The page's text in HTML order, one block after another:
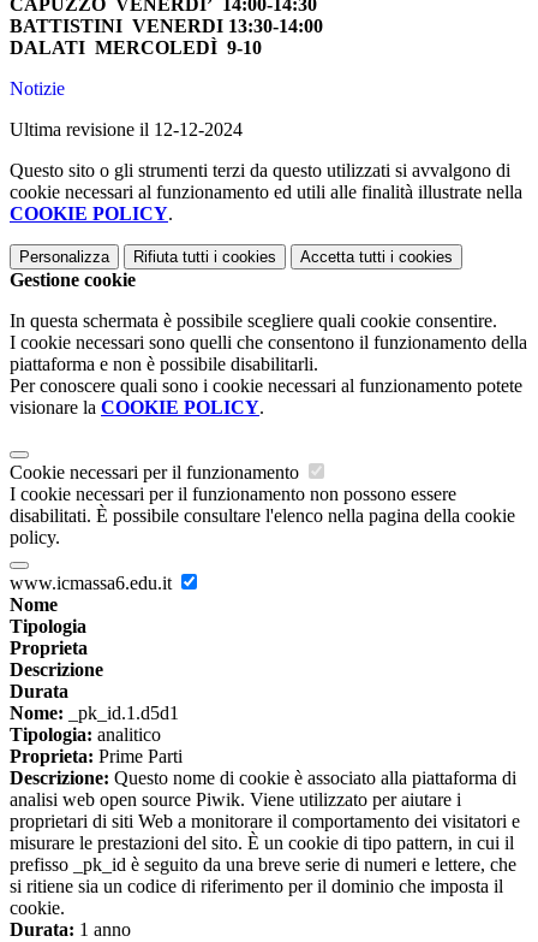
CAPUZZO VENERDI’ 14:00-14:30
BATTISTINI VENERDI 13:30-14:00
DALATI MERCOLEDÌ 9-10
Notizie
Ultima revisione il 12-12-2024
Questo sito o gli strumenti terzi da questo utilizzati si avvalgono di
cookie necessari al funzionamento ed utili alle finalità illustrate nella
COOKIE POLICY.
Personalizza Rifiuta tutti i cookies Accetta tutti i cookies
Gestione cookie
In questa schermata è possibile scegliere quali cookie consentire.
I cookie necessari sono quelli che consentono il funzionamento della
piattaforma e non è possibile disabilitarli.
Per conoscere quali sono i cookie necessari al funzionamento potete
visionare la COOKIE POLICY.
Cookie necessari per il funzionamento
I cookie necessari per il funzionamento non possono essere
disabilitati. È possibile consultare l'elenco nella pagina della cookie
policy.
www.icmassa6.edu.it
Nome
Tipologia
Proprieta
Descrizione
Durata
Nome: _pk_id.1.d5d1
Tipologia: analitico
Proprieta: Prime Parti
Descrizione: Questo nome di cookie è associato alla piattaforma di
analisi web open source Piwik. Viene utilizzato per aiutare i
proprietari di siti Web a monitorare il comportamento dei visitatori e
misurare le prestazioni del sito. È un cookie di tipo pattern, in cui il
prefisso _pk_id è seguito da una breve serie di numeri e lettere, che
si ritiene sia un codice di riferimento per il dominio che imposta il
cookie.
Durata: 1 anno